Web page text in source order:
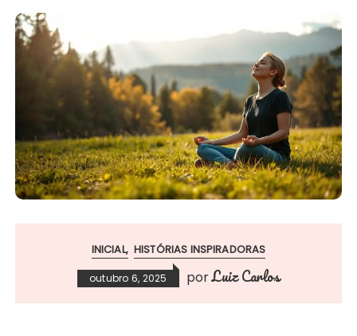
INICIAL HISTÓRIAS INSPIRADORAS
outubro 6, 2025 porLuiz Carlos